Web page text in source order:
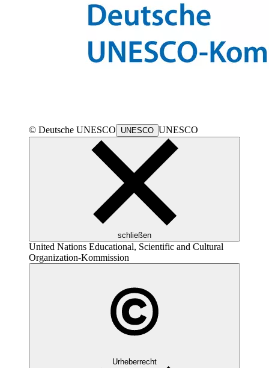
© Deutsche UNESCO UNESCO UNESCO
schließen
United Nations Educational, Scientific and Cultural
Organization-Kommission
Urheberrecht